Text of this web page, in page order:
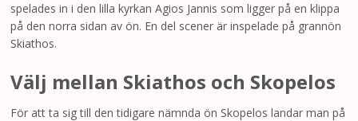
spelades in i den lilla kyrkan Agios Jannis som ligger på en klippa
på den norra sidan av ön. En del scener är inspelade på grannön
Skiathos.
Välj mellan Skiathos och Skopelos
För att ta sig till den tidigare nämnda ön Skopelos landar man på